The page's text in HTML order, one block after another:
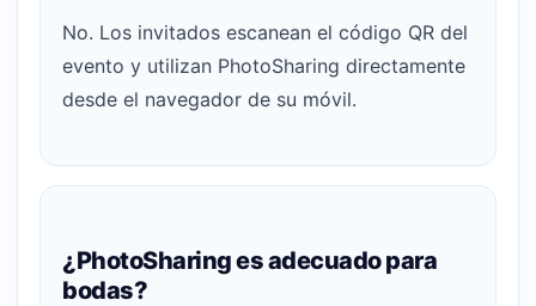
No. Los invitados escanean el código QR del
evento y utilizan PhotoSharing directamente
desde el navegador de su móvil.
¿PhotoSharing es adecuado para
bodas?